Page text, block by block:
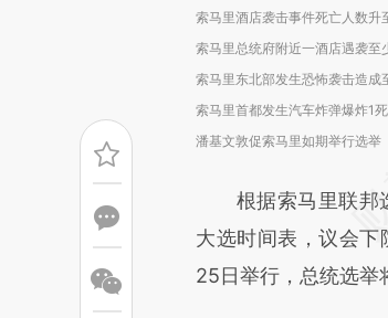
索马里酒店袭击事件死亡人数升
索马里总统府附近一酒店遇袭至
索马里东北部发生恐怖袭击造成
索马里首都发生汽车炸弹爆炸1
潘基文敦促索马里如期举行选举
根据索马里联邦选
大选时间表，议会
25日举行，总统选举